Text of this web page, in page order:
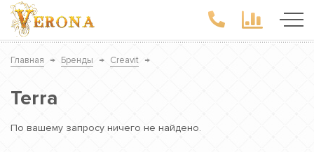
Главная → Бренды → Creavit →
Terra
По вашему запросу ничего не найдено.